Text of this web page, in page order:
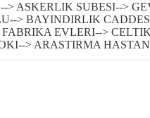
ASKERLIK SUBESI-->
> BAYINDIRLIK
EVLERI-->
> ARASTIRMA